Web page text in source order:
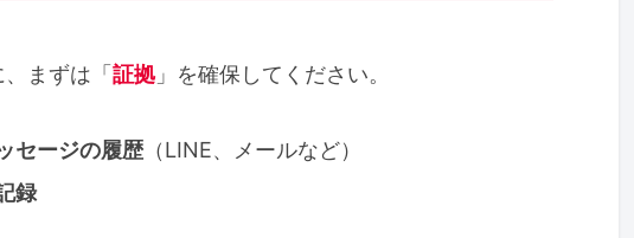
まずは「証拠」を確保してください。
セージの履歴（LINE、メールなど）
録